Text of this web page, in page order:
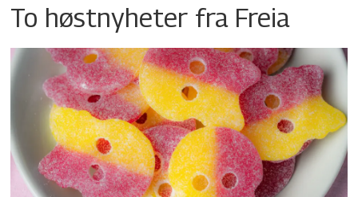
To høstnyheter fra Freia